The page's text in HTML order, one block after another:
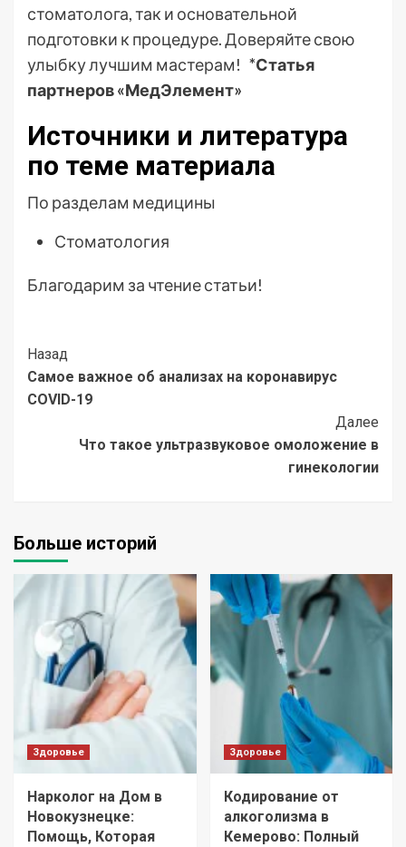
стоматолога, так и основательной
подготовки к процедуре. Доверяйте свою
улыбку лучшим мастерам! *Статья
партнеров «МедЭлемент»
Источники и литература
по теме материала
По разделам медицины
Стоматология
Благодарим за чтение статьи!
Post
Navigation
Назад
Самое важное об анализах на коронавирус
COVID-19
Далее
Что такое ультразвуковое омоложение в
гинекологии
Больше историй
Здоровье
Нарколог на Дом в
Новокузнецке:
Помощь, Которая
Здоровье
Кодирование от
алкоголизма в
Кемерово: Полный